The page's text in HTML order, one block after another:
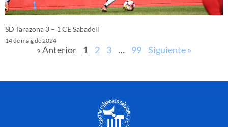
SD Tarazona 3 – 1 CE Sabadell
14 de maig de 2024
« Anterior 1 2 3 … 99 Siguiente »